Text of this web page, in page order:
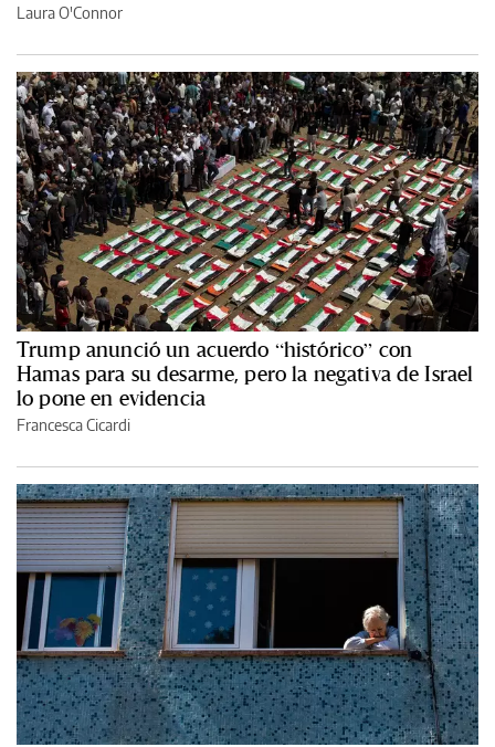
Laura O'Connor
Trump anunció un acuerdo “histórico” con
Hamas para su desarme, pero la negativa de Israel
lo pone en evidencia
Francesca Cicardi